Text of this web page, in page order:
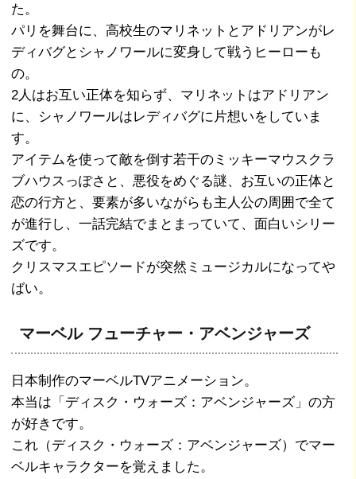
た。
パリを舞台に、高校生のマリネットとアドリアンがレ
ディバグとシャノワールに変身して戦うヒーローも
の。
2人はお互い正体を知らず、マリネットはアドリアン
に、シャノワールはレディバグに片想いをしていま
す。
アイテムを使って敵を倒す若干のミッキーマウスクラ
ブハウスっぽさと、悪役をめぐる謎、お互いの正体と
恋の行方と、要素が多いながらも主人公の周囲で全て
が進行し、一話完結でまとまっていて、面白いシリー
ズです。
クリスマスエピソードが突然ミュージカルになってや
ばい。
マーベル フューチャー・アベンジャーズ
日本制作のマーベルTVアニメーション。
本当は「ディスク・ウォーズ：アベンジャーズ」の方
が好きです。
これ（ディスク・ウォーズ：アベンジャーズ）でマー
ベルキャラクターを覚えました。